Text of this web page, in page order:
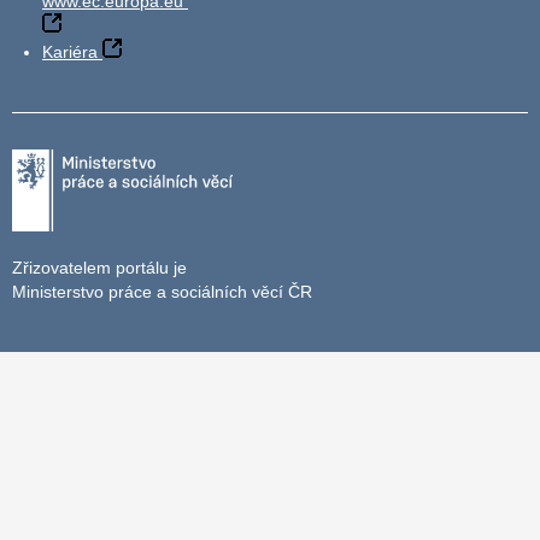
Kariéra
Zřizovatelem portálu je
Ministerstvo práce a sociálních věcí ČR